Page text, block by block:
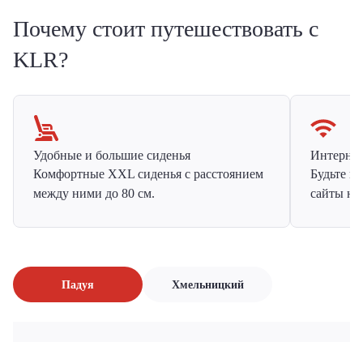
Почему стоит путешествовать с
KLR?
Удобные и большие сиденья
Комфортные XXL сиденья с расстоянием
между ними до 80 см.
Будьте
сайты на
Падуя Хмельницкий